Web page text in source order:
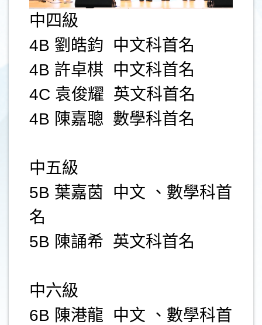
中四級
4B 劉皓鈞 中文科首名
4B 許卓棋 中文科首名
4C 袁俊耀 英文科首名
4B 陳嘉聰 數學科首名
中五級
5B 葉嘉茵 中文 、數學科首
名
5B 陳誦希 英文科首名
中六級
6B 陳港龍 中文 、數學科首